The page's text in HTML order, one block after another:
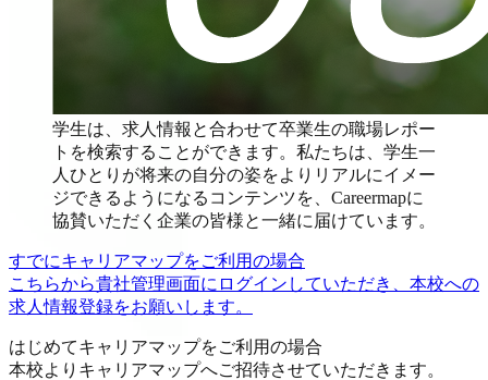
学生は、求人情報と合わせて卒業生の職場レポー
トを検索することができます。私たちは、学生一
人ひとりが将来の自分の姿をよりリアルにイメー
ジできるようになるコンテンツを、Careermapに
協賛いただく企業の皆様と一緒に届けています。
すでにキャリアマップをご利用の場合
こちらから貴社管理画面にログインしていただき、本校への
求人情報登録をお願いします。
はじめてキャリアマップをご利用の場合
本校よりキャリアマップへご招待させていただきます。